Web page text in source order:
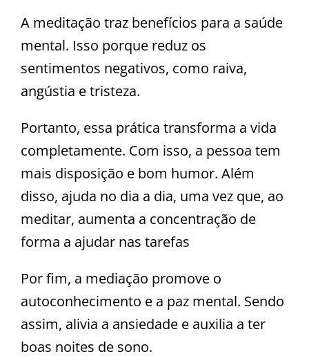
A meditação traz benefícios para a saúde
mental. Isso porque reduz os
sentimentos negativos, como raiva,
angústia e tristeza.
Portanto, essa prática transforma a vida
completamente. Com isso, a pessoa tem
mais disposição e bom humor. Além
disso, ajuda no dia a dia, uma vez que, ao
meditar, aumenta a concentração de
forma a ajudar nas tarefas
Por fim, a mediação promove o
autoconhecimento e a paz mental. Sendo
assim, alivia a ansiedade e auxilia a ter
boas noites de sono.